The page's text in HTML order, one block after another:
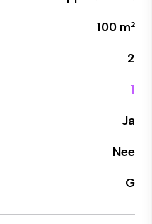
100 m²
2
1
Ja
Nee
G